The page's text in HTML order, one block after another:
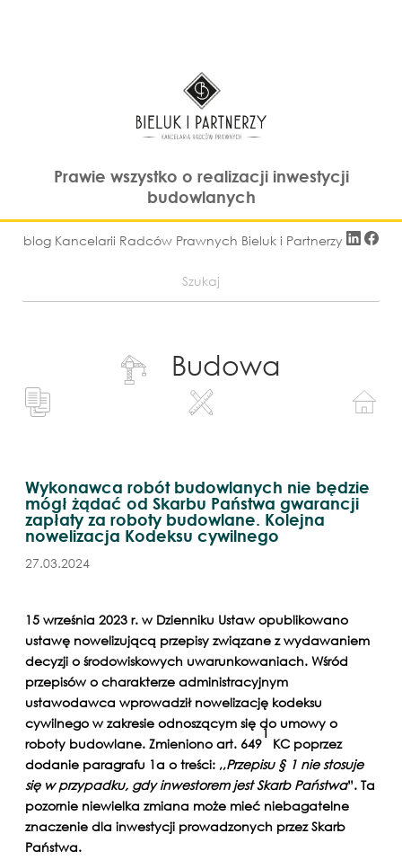
Prawie wszystko o realizacji inwestycji
budowlanych
blog Kancelarii Radców Prawnych Bieluk i Partnerzy
Budowa
Wykonawca robót budowlanych nie będzie
mógł żądać od Skarbu Państwa gwarancji
zapłaty za roboty budowlane. Kolejna
nowelizacja Kodeksu cywilnego
27.03.2024
15 września 2023 r. w Dzienniku Ustaw opublikowano
ustawę nowelizującą przepisy związane z wydawaniem
decyzji o środowiskowych uwarunkowaniach. Wśród
przepisów o charakterze administracyjnym
ustawodawca wprowadził nowelizację kodeksu
cywilnego w zakresie odnoszącym się do umowy o
roboty budowlane. Zmieniono art. 649
1
KC poprzez
dodanie paragrafu 1a o treści: ,,Przepisu § 1 nie stosuje
się w przypadku, gdy inwestorem jest Skarb Państwa”. Ta
pozornie niewielka zmiana może mieć niebagatelne
znaczenie dla inwestycji prowadzonych przez Skarb
Państwa.